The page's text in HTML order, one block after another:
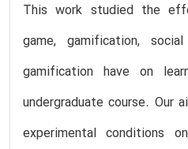
This work studied the
game, gamification,
gamification have on
undergraduate course. Our
experimental conditions